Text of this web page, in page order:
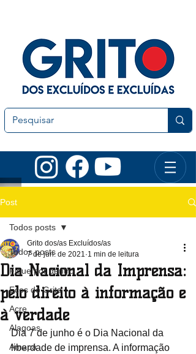
Post
Todos posts
Fique por dentro
Ecos do Grito
Acre
Alagoas
Amapá
Todos posts
Dia Nacional da Imprensa:
pelo direito à informação e
à verdade
Grito dos/as Excluídos/as
7 de jun. de 2021 1 min de leitura
Dia 7 de junho é o Dia Nacional da
liberdade de imprensa. A informação